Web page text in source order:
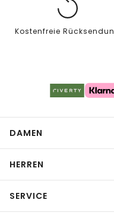
Kostenfreie
DAMEN
HERREN
SERVICE